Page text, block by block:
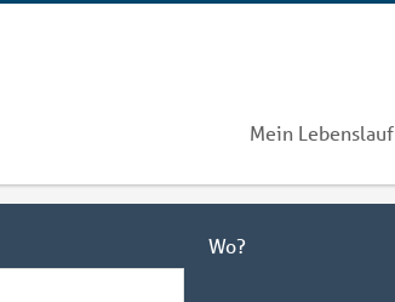
Mein Lebenslauf
Wo?